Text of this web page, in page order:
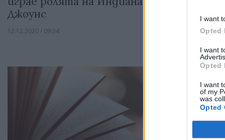
I want
Opted
I want
Opted
I want
of my
was
Opted
Джоунс
12.12.2020 / 09:34 04.12.2020 / 12:12